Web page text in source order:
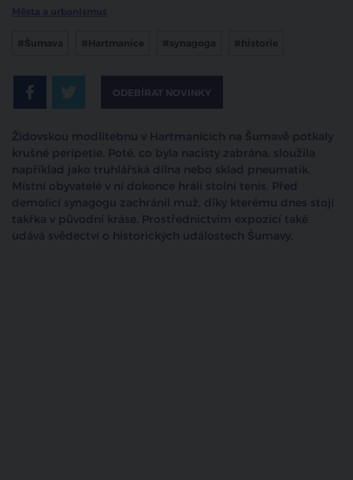
Města a urbanismus
#Šumava #Hartmanice #synagoga #historie
ODEBÍRAT NOVINKY
Židovskou modlitebnu v Hartmanicích na Šumavě potkaly
krušné peripetie. Poté, co byla nacisty zabrána, sloužila
například jako truhlářská dílna nebo sklad pneumatik.
Místní obyvatelé v ní dokonce hráli stolní tenis. Před
demolicí synagogu zachránil muž, díky kterému dnes stojí
takřka v původní kráse. Prostřednictvím expozicí také
udává svědectví o historických událostech Šumavy.